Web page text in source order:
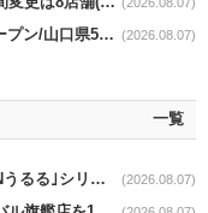
ハローズnews｜8/6｢ハローズ西岐波店｣オープン/山口県5店舗目 (2026.08.07)
一覧
ニトリnews｜肌ざわりを追求した新寝具｢Nうるる｣シリーズを発売 (2026.08.07)